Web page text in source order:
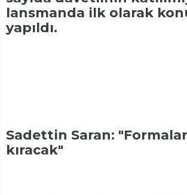
lansmanda ilk olarak
yapıldı.
Sadettin Saran:
kıracak"